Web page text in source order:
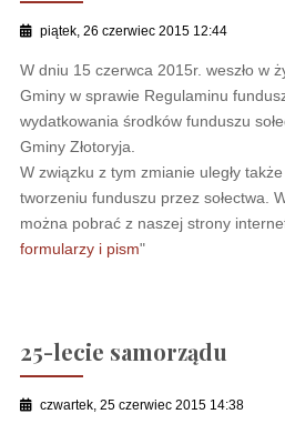
piątek, 26 czerwiec 2015 12:44
W dniu 15 czerwca 2015r. weszło w
Gminy w sprawie Regulaminu
wydatkowania środków funduszu
Gminy Złotoryja.
W związku z tym zmianie uległy
tworzeniu funduszu przez sołectwa.
można pobrać z naszej strony
formularzy i pism"
25-lecie samorządu
czwartek, 25 czerwiec 2015 14:38